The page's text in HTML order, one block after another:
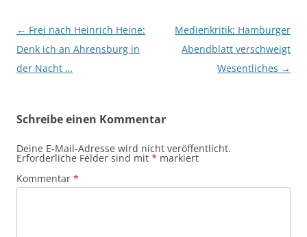
Beitragsnavigation
← Frei nach Heinrich Heine:
Denk ich an Ahrensburg in
der Nacht …
Medienkritik: Hamburger
Abendblatt verschweigt
Wesentliches →
Schreibe einen Kommentar
Deine E-Mail-Adresse wird nicht veröffentlicht.
Erforderliche Felder sind mit * markiert
Kommentar *